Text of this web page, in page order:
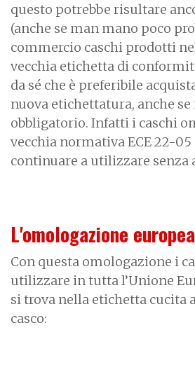
questo potrebbe risultare
(anche se man mano poco
commercio caschi prodotti
vecchia etichetta di
da sé che è preferibile
nuova etichettatura, anche se
obbligatorio. Infatti i caschi
vecchia normativa ECE 22-05
continuare a utilizzare senza
L'omologazione europea
Con questa omologazione i
utilizzare in tutta l’Unione
si trova nella etichetta cucita
casco: